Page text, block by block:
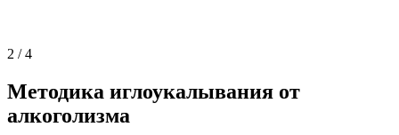
2 /4
Методика иглоукалывания от
алкоголизма